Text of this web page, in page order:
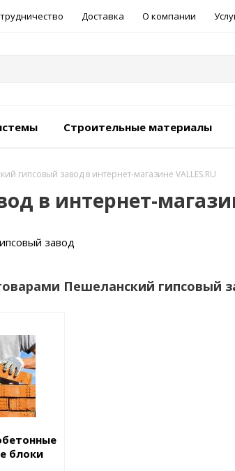
Доставка О компании
Строительные материалы
гипсовый завод в интернет-магазине VALLES.RU
в интернет-
завод
Пешеланский гипсовый
блоки